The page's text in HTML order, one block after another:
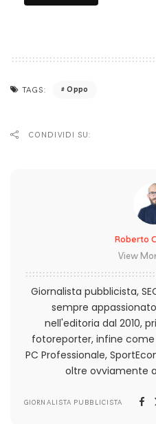
TAGS: Oppo
CONDIVIDI SU:
Roberto
View
Giornalista pubblicista,
sempre
nell'editoria dal 2010,
fotoreporter, infine
PC Professionale,
oltre ovviamente
GIORNALISTA PUBBLICISTA